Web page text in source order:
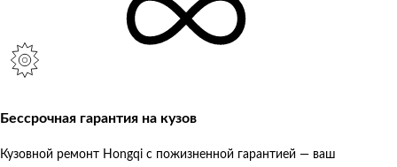
Бессрочная гарантия на кузов
Кузовной ремонт Hongqi с пожизненной гарантией — ваш